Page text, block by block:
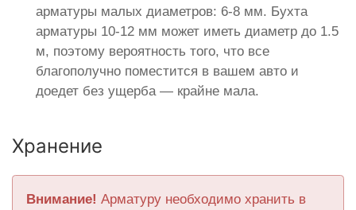
арматуры малых диаметров: 6-8 мм. Бухта
арматуры 10-12 мм может иметь диаметр до 1.5
м, поэтому вероятность того, что все
благополучно поместится в вашем авто и
доедет без ущерба — крайне мала.
Хранение
Внимание! Арматуру необходимо хранить в